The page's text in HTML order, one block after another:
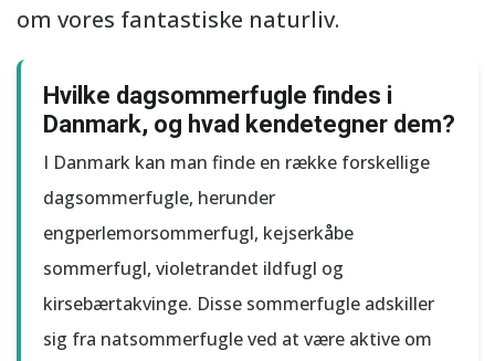
om vores fantastiske naturliv.
Hvilke dagsommerfugle findes i
Danmark, og hvad kendetegner dem?
I Danmark kan man finde en række forskellige
dagsommerfugle, herunder
engperlemorsommerfugl, kejserkåbe
sommerfugl, violetrandet ildfugl og
kirsebærtakvinge. Disse sommerfugle adskiller
sig fra natsommerfugle ved at være aktive om